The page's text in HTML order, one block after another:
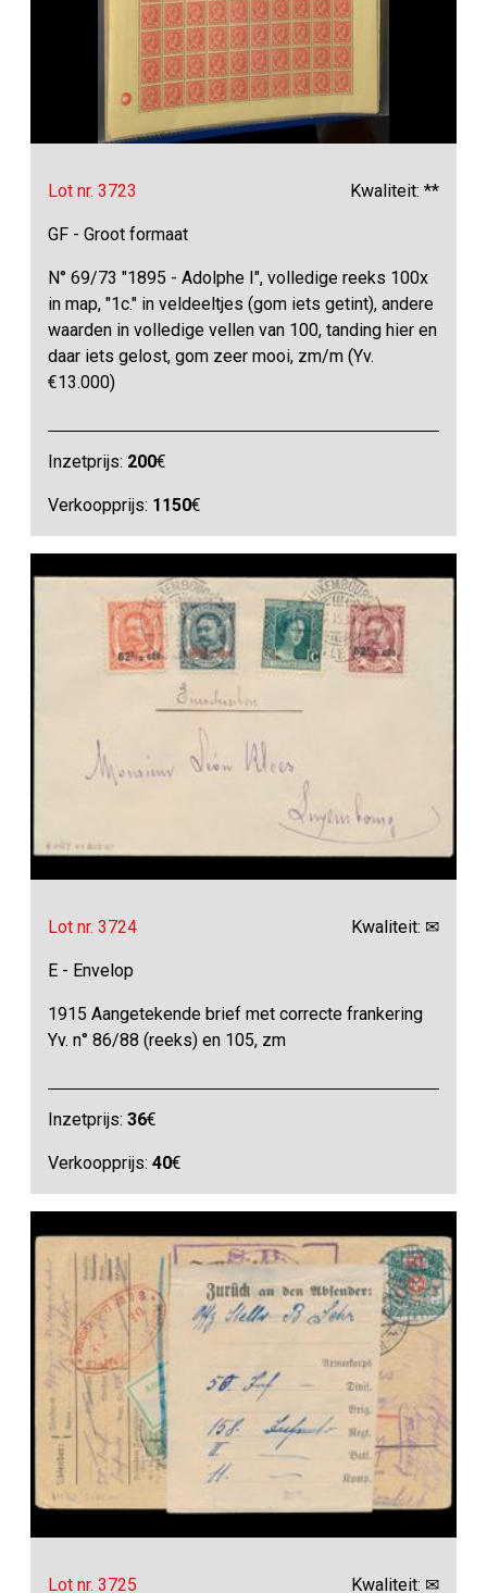
Lot nr. 3723 Kwaliteit: **
GF - Groot formaat
N° 69/73 "1895 - Adolphe I", volledige reeks 100x
in map, "1c." in veldeeltjes (gom iets getint), andere
waarden in volledige vellen van 100, tanding hier en
daar iets gelost, gom zeer mooi, zm/m (Yv.
€13.000)
Inzetprijs: 200€
Verkoopprijs: 1150€
Lot nr. 3724 Kwaliteit: ✉
E - Envelop
1915 Aangetekende brief met correcte frankering
Yv. n° 86/88 (reeks) en 105, zm
Inzetprijs:36€
Verkoopprijs:40€
Lot nr. 3725 Kwaliteit: ✉